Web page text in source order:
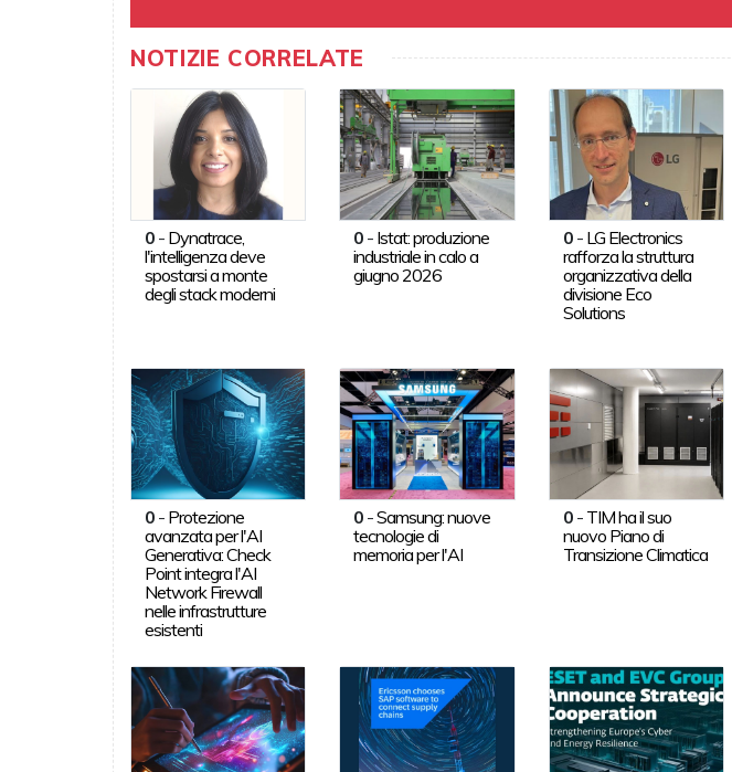
NOTIZIE CORRELATE
0- Dynatrace,
l'intelligenza deve
spostarsi a monte
degli stack moderni
0 - Istat: produzione
industriale in calo a
giugno 2026
0- LG Electronics
rafforza la struttura
organizzativa della
divisione Eco
Solutions
0- Protezione
avanzata per l'AI
Generativa: Check
Point integra l'AI
Network Firewall
nelle infrastrutture
esistenti
0 -Samsung: nuove
tecnologie di
memoria per l'AI
0- TIM ha il suo
nuovo Piano di
Transizione Climatica